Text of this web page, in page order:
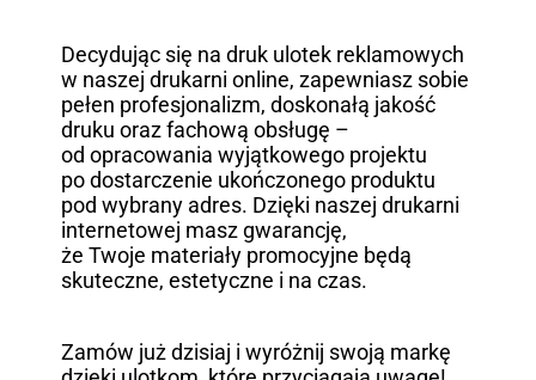
Decydując się na druk ulotek reklamowych
w naszej drukarni online, zapewniasz sobie
pełen profesjonalizm, doskonałą jakość
druku oraz fachową obsługę –
od opracowania wyjątkowego projektu
po dostarczenie ukończonego produktu
pod wybrany adres. Dzięki naszej drukarni
internetowej masz gwarancję,
że Twoje materiały promocyjne będą
skuteczne, estetyczne i na czas.
Zamów już dzisiaj i wyróżnij swoją markę